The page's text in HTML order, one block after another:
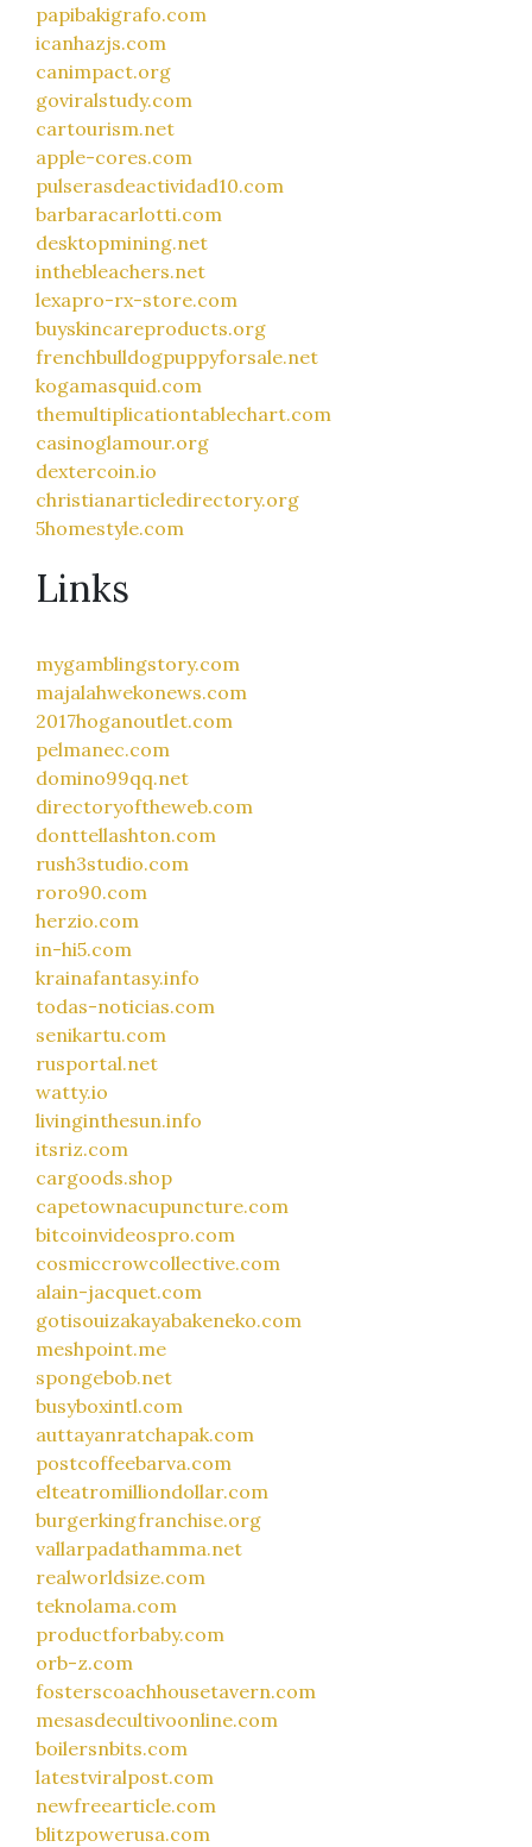
papibakigrafo.com
icanhazjs.com
canimpact.org
goviralstudy.com
cartourism.net
apple-cores.com
pulserasdeactividad10.com
barbaracarlotti.com
desktopmining.net
inthebleachers.net
lexapro-rx-store.com
buyskincareproducts.org
frenchbulldogpuppyforsale.net
kogamasquid.com
themultiplicationtablechart.com
casinoglamour.org
dextercoin.io
christianarticledirectory.org
5homestyle.com
Links
mygamblingstory.com
majalahwekonews.com
2017hoganoutlet.com
pelmanec.com
domino99qq.net
directoryoftheweb.com
donttellashton.com
rush3studio.com
roro90.com
herzio.com
in-hi5.com
krainafantasy.info
todas-noticias.com
senikartu.com
rusportal.net
watty.io
livinginthesun.info
itsriz.com
cargoods.shop
capetownacupuncture.com
bitcoinvideospro.com
cosmiccrowcollective.com
alain-jacquet.com
gotisouizakayabakeneko.com
meshpoint.me
spongebob.net
busyboxintl.com
auttayanratchapak.com
postcoffeebarva.com
elteatromilliondollar.com
burgerkingfranchise.org
vallarpadathamma.net
realworldsize.com
teknolama.com
productforbaby.com
orb-z.com
fosterscoachhousetavern.com
mesasdecultivoonline.com
boilersnbits.com
latestviralpost.com
newfreearticle.com
blitzpowerusa.com